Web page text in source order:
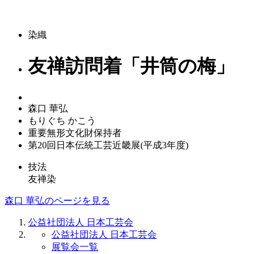
染織
友禅訪問着「井筒の梅」
森口 華弘
もりぐち かこう
重要無形文化財保持者
第20回日本伝統工芸近畿展(平成3年度)
技法
友禅染
森口 華弘のページを見る
公益社団法人 日本工芸会
公益社団法人 日本工芸会
展覧会一覧